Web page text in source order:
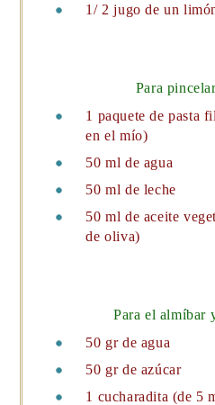
1/ 2 jugo de un
Para
1 paquete de pasta
en el mío)
50 ml de agua
50 ml de leche
50 ml de aceite
de oliva)
Para el almíbar
50 gr de agua
50 gr de azúcar
1 cucharadita (de 5